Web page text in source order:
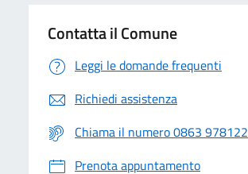
Contatta il Comune
Leggi le domande frequenti
Richiedi assistenza
Chiama il numero 0863 978122
Prenota appuntamento